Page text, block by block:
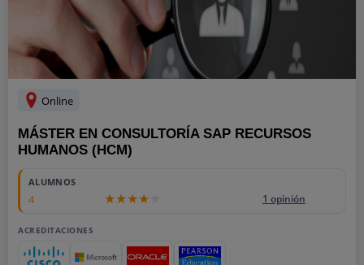
Online
MÁSTER EN CONSULTORÍA SAP RECURSOS
HUMANOS (HCM)
ALUMNOS
4 1 opinión
ACREDITACIONES